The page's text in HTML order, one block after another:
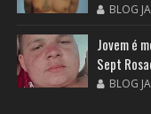
BLOG
Jovem é
Sept
BLOG